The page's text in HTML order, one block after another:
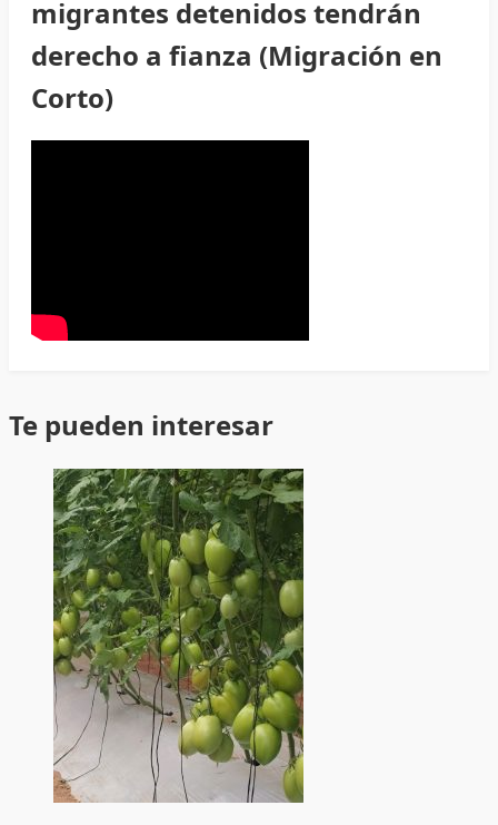
migrantes detenidos tendrán
derecho a fianza (Migración en
Corto)
Te pueden interesar